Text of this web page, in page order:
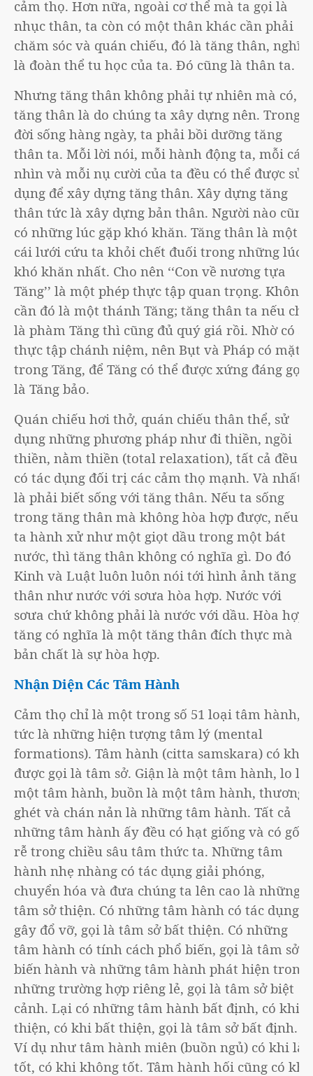
cảm thọ. Hơn nữa, ngoài cơ thể mà ta gọi là
nhục thân, ta còn có một thân khác cần phải
chăm sóc và quán chiếu, đó là tăng thân, nghĩa
là đoàn thể tu học của ta. Đó cũng là thân ta.
Nhưng tăng thân không phải tự nhiên mà có,
tăng thân là do chúng ta xây dựng nên. Trong
đời sống hàng ngày, ta phải bồi dưỡng tăng
thân ta. Mỗi lời nói, mỗi hành động ta, mỗi cái
nhìn và mỗi nụ cười của ta đều có thể được sử
dụng để xây dựng tăng thân. Xây dựng tăng
thân tức là xây dựng bản thân. Người nào cũng
có những lúc gặp khó khăn. Tăng thân là một
cái lưới cứu ta khỏi chết đuối trong những lúc
khó khăn nhất. Cho nên ‘‘Con về nương tựa
Tăng’’ là một phép thực tập quan trọng. Không
cần đó là một thánh Tăng; tăng thân ta nếu chỉ
là phàm Tăng thì cũng đủ quý giá rồi. Nhờ có sự
thực tập chánh niệm, nên Bụt và Pháp có mặt
trong Tăng, để Tăng có thể được xứng đáng gọi
là Tăng bảo.
Quán chiếu hơi thở, quán chiếu thân thể, sử
dụng những phương pháp như đi thiền, ngồi
thiền, nằm thiền (total relaxation), tất cả đều
có tác dụng đối trị các cảm thọ mạnh. Và nhất
là phải biết sống với tăng thân. Nếu ta sống
trong tăng thân mà không hòa hợp được, nếu
ta hành xử như một giọt dầu trong một bát
nước, thì tăng thân không có nghĩa gì. Do đó
Kinh và Luật luôn luôn nói tới hình ảnh tăng
thân như nước với sơưa hòa hợp. Nước với
sơưa chứ không phải là nước với dầu. Hòa hợp
tăng có nghĩa là một tăng thân đích thực mà
bản chất là sự hòa hợp.
Nhận Diện Các Tâm Hành
Cảm thọ chỉ là một trong số 51 loại tâm hành,
tức là những hiện tượng tâm lý (mental
formations). Tâm hành (citta samskara) có khi
được gọi là tâm sở. Giận là một tâm hành, lo là
một tâm hành, buồn là một tâm hành, thương,
ghét và chán nản là những tâm hành. Tất cả
những tâm hành ấy đều có hạt giống và có gốc
rễ trong chiều sâu tâm thức ta. Những tâm
hành nhẹ nhàng có tác dụng giải phóng,
chuyển hóa và đưa chúng ta lên cao là những
tâm sở thiện. Có những tâm hành có tác dụng
gây đổ vỡ, gọi là tâm sở bất thiện. Có những
tâm hành có tính cách phổ biến, gọi là tâm sở
biến hành và những tâm hành phát hiện trong
những trường hợp riêng lẻ, gọi là tâm sở biệt
cảnh. Lại có những tâm hành bất định, có khi
thiện, có khi bất thiện, gọi là tâm sở bất định.
Ví dụ như tâm hành miên (buồn ngủ) có khi là
tốt, có khi không tốt. Tâm hành hối cũng có khi